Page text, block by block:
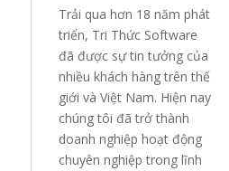
Trải qua hơn 18 năm phát
triển, Tri Thức Software
đã được sự tin tưởng của
nhiều khách hàng trên thế
giới và Việt Nam. Hiện nay
chúng tôi đã trở thành
doanh nghiệp hoạt động
chuyên nghiệp trong lĩnh